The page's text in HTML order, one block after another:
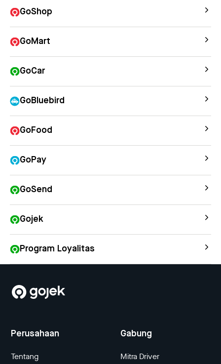
GoShop
GoMart
GoCar
GoBluebird
GoFood
GoPay
GoSend
Gojek
Program Loyalitas
Perusahaan
Tentang
Gabung
Mitra Driver